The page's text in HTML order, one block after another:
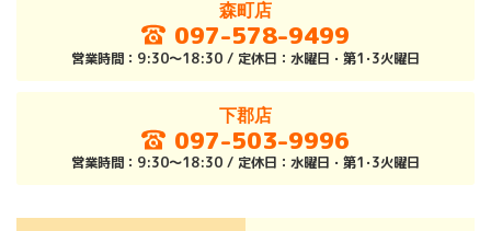
森町店
097-578-9499
営業時間：9:30～18:30 / 定休日：水曜日・第1･3火曜日
下郡店
097-503-9996
営業時間：9:30～18:30 / 定休日：水曜日・第1･3火曜日